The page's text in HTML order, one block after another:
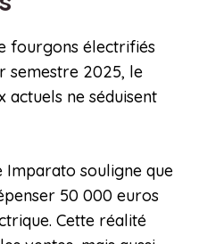
fourgons électrifiés
semestre 2025, le
actuels ne séduisent
Imparato souligne que
50 000 euros
Cette réalité